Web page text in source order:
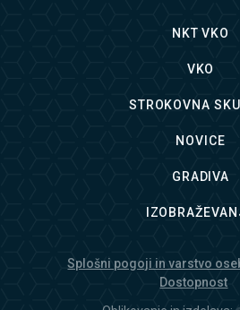
NKT VKO
VKO
STROKOVNA
NOVICE
GRADIVA
Splošni pogoji in varstvo
Dostopnost